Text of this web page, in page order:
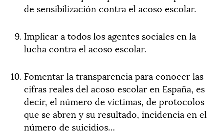
de sensibilización contra el acoso escolar.
Implicar a todos los agentes sociales en la
lucha contra el acoso escolar.
Fomentar la transparencia para conocer las
cifras reales del acoso escolar en España, es
decir, el número de víctimas, de protocolos
que se abren y su resultado, incidencia en el
número de suicidios…